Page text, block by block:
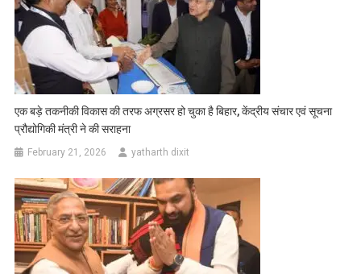
एक बड़े तकनीकी विकास की तरफ अग्रसर हो चुका है बिहार, केंद्रीय संचार एवं सूचना
प्रौद्योगिकी मंत्री ने की सराहना
February 21, 2026 yatharth dixit